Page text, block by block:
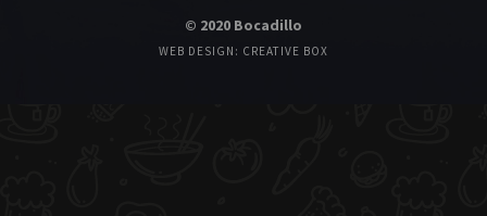
© 2020 Bocadillo
WEB DESIGN: CREATIVE BOX